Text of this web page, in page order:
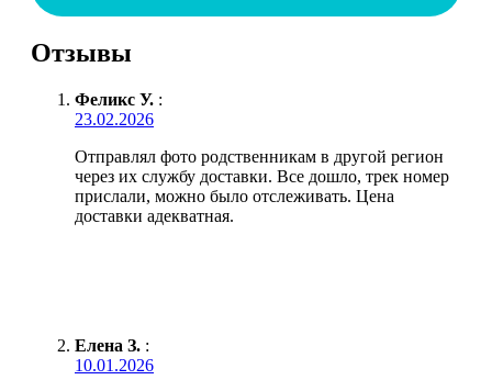
Отзывы
Феликс У. :
23.02.2026
Отправлял фото родственникам в другой регион
через их службу доставки. Все дошло, трек номер
прислали, можно было отслеживать. Цена
доставки адекватная.
Елена З. :
10.01.2026